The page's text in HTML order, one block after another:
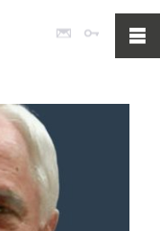
Poczta